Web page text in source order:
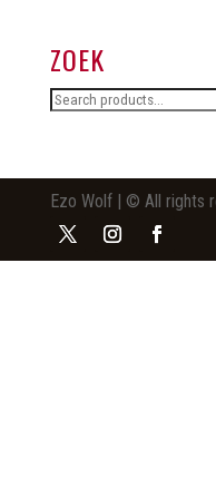
ZOEK
Search
Ezo Wolf | © All rights